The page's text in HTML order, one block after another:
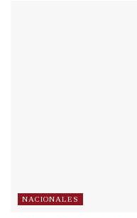
NACIONALES